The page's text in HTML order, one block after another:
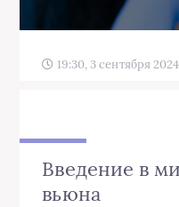
19:30, 3 сентября 2024
Введение в
вьюна